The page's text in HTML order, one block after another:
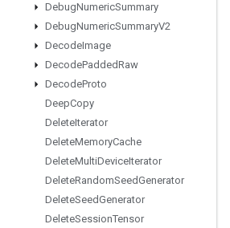
DebugNumericSummary
DebugNumericSummaryV2
DecodeImage
DecodePaddedRaw
DecodeProto
DeepCopy
DeleteIterator
DeleteMemoryCache
DeleteMultiDeviceIterator
DeleteRandomSeedGenerator
DeleteSeedGenerator
DeleteSessionTensor